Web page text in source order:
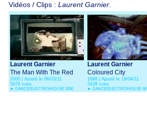
Vidéos / Clips : Laurent Garnier
Laurent Garnier
The Man With The Red
Face
2000 | Ajouté le 06/03/11
5979 vues
► DANCE/ELECTRO/HOUSE 2000
Laurent Garnier
Coloured City
1998 | Ajouté le 19/04/11
5428 vues
► DANCE/ELECTRO/HOUSE 90